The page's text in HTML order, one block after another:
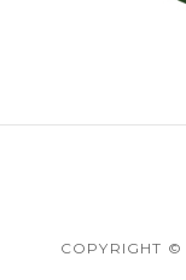
COPYRIGHT ©